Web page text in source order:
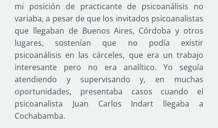
mi posición de practicante de psicoanálisis no
variaba, a pesar de que los invitados psicoanalistas
que llegaban de Buenos Aires, Córdoba y otros
lugares, sostenían que no podía existir
psicoanálisis en las cárceles, que era un trabajo
interesante pero no era analítico. Yo seguía
atendiendo y supervisando y, en muchas
oportunidades, presentaba casos cuando el
psicoanalista Juan Carlos Indart llegaba a
Cochabamba.